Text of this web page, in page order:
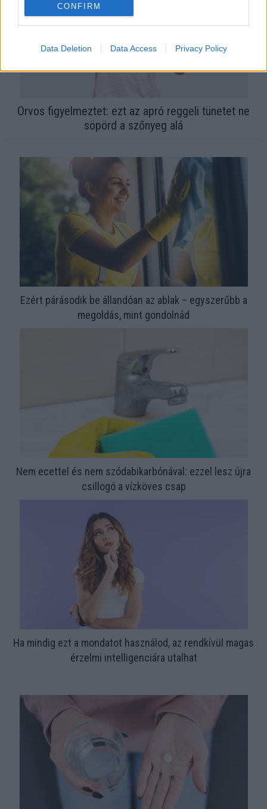
CONFIRM
Data Deletion Data Access Privacy Policy
Orvos figyelmeztet: ezt az apró reggeli tünetet ne
söpörd a szőnyeg alá
Ezért párásodik be állandóan az ablak – egyszerűbb a
megoldás, mint gondolnád
Nem ecettel és nem szódabikarbónával: ezzel lesz újra
csillogó a vízköves csap
Ha mindig ezt a mondatot használod, az rendkívül magas
érzelmi intelligenciára utalhat